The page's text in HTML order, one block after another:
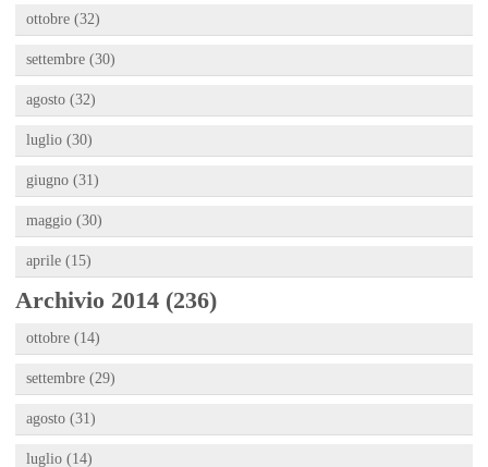
ottobre (32)
settembre (30)
agosto (32)
luglio (30)
giugno (31)
maggio (30)
aprile (15)
Archivio 2014 (236)
ottobre (14)
settembre (29)
agosto (31)
luglio (14)